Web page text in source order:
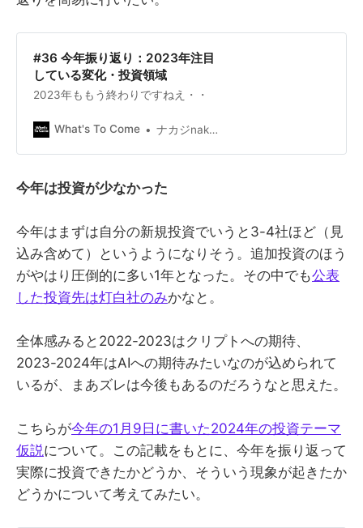
#36 今年振り返り：2023年注目
している変化・投資領域
2023年ももう終わりですねえ・・
What's To Come ナカジnakajish
今年は投資が少なかった
今年はまずは自分の新規投資でいうと3-4社ほど（見
込み含めて）というようになりそう。追加投資のほう
がやはり圧倒的に多い1年となった。その中でも公表
した投資先は灯白社のみかなと。
全体感みると2022-2023はクリプトへの期待、
2023-2024年はAIへの期待みたいなのが込められて
いるが、まあズレは今後もあるのだろうなと思えた。
こちらが今年の1月9日に書いた2024年の投資テーマ
仮説について。この記載をもとに、今年を振り返って
実際に投資できたかどうか、そういう現象が起きたか
どうかについて考えてみたい。